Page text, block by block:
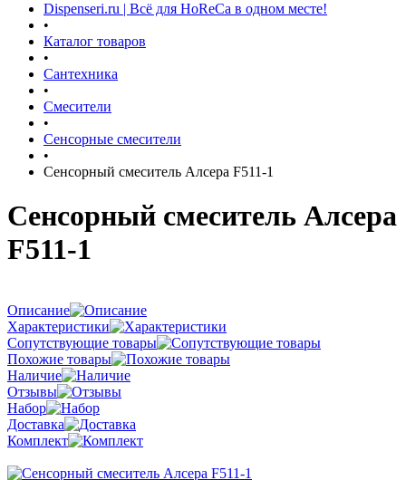
Dispenseri.ru | Всё для HoReCa в одном месте!
•
Каталог товаров
•
Сантехника
•
Смесители
•
Сенсорные смесители
•
Сенсорный смеситель Алсера F511-1
Сенсорный смеситель Алсера
F511-1
Описание
Характеристики
Сопутствующие товары
Похожие товары
Наличие
Отзывы
Набор
Доставка
Комплект